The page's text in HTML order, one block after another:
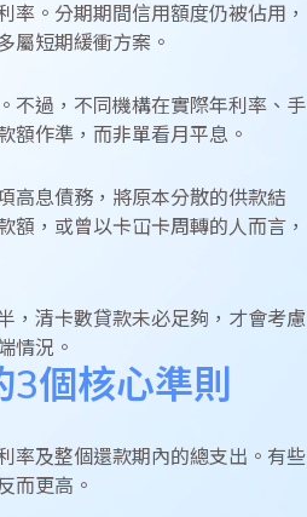
。分期期間信用額度仍被佔用，
屬短期緩衝方案。
不過，不同機構在實際年利率、手
額作準，而非單看月平息。
高息債務，將原本分散的供款結
，或曾以卡冚卡周轉的人而言，
，清卡數貸款未必足夠，才會考慮
情況。
3個核心準則
率及整個還款期內的總支出。有些
而更高。